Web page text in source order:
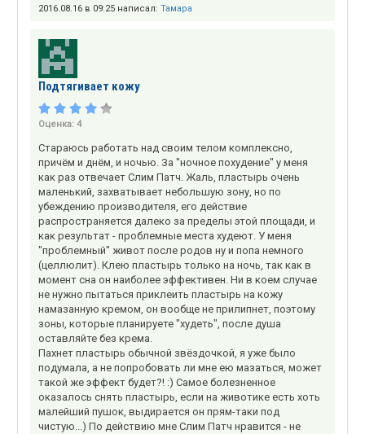
2016.08.16 в 09:25 написал: Тамара
Подтягивает кожу
Оценка: 4
Стараюсь работать над своим телом комплексно,
причём и днём, и ночью. За "ночное похудение" у меня
как раз отвечает Слим Патч. Жаль, пластырь очень
маленький, захватывает небольшую зону, но по
убеждению производителя, его действие
распространяется далеко за пределы этой площади, и
как результат - проблемные места худеют. У меня
"проблемный" живот после родов ну и попа немного
(целлюлит). Клею пластырь только на ночь, так как в
момент сна он наиболее эффективен. Ни в коем случае
не нужно пытаться приклеить пластырь на кожу
намазанную кремом, он вообще не прилипнет, поэтому
зоны, которые планируете "худеть", после душа
оставляйте без крема.
Пахнет пластырь обычной звёздочкой, я уже было
подумала, а не попробовать ли мне ею мазаться, может
такой же эффект будет?! :) Самое болезненное
оказалось снять пластырь, если на животике есть хоть
малейший пушок, выдирается он прям-таки под
чистую...) По действию мне Слим Патч нравится - не